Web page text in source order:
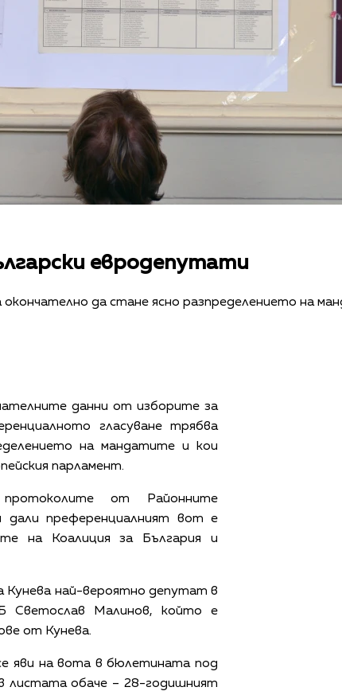
евродепутати
да стане ясно разпределението на
данни от изборите за
гласуване трябва
на мандатите и кои
парламент.
от Районните
дали преференциалният вот е
на Коалиция за България и
Кунева най-вероятно депутат в
Светослав Малинов, който е
от Кунева.
яви на вота в бюлетината под
листата обаче – 28-годишният